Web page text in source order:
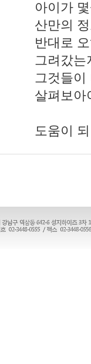
아이가
산만의
반대로
그려갔는
그것들이
살펴보아
도움이